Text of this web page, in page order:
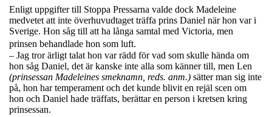
Enligt uppgifter till Stoppa Pressarna valde dock Madeleine
medvetet att inte överhuvudtaget träffa prins Daniel när hon var i
Sverige. Hon såg till att ha långa samtal med Victoria, men
prinsen behandlade hon som luft.
– Jag tror ärligt talat hon var rädd för vad som skulle hända om
hon såg Daniel, det är kanske inte alla som känner till, men Len
(prinsessan Madeleines smeknamn, reds. anm.) sätter man sig inte
på, hon har temperament och det kunde blivit en rejäl scen om
hon och Daniel hade träffats, berättar en person i kretsen kring
prinsessan.